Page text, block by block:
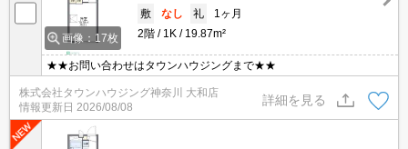
画像：17枚
敷
なし 礼
1ヶ月
2階
1K 19.87m²
★★お問い合わせはタウンハウジングまで★★
株式会社タウンハウジング神奈川 大和店
情報更新日 2026/08/08
詳細を見る